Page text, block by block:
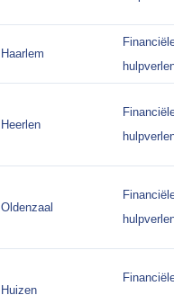
Haarlem
Financiële
Heerlen
Financiële
Oldenzaal
Financiële
Huizen
Financiële